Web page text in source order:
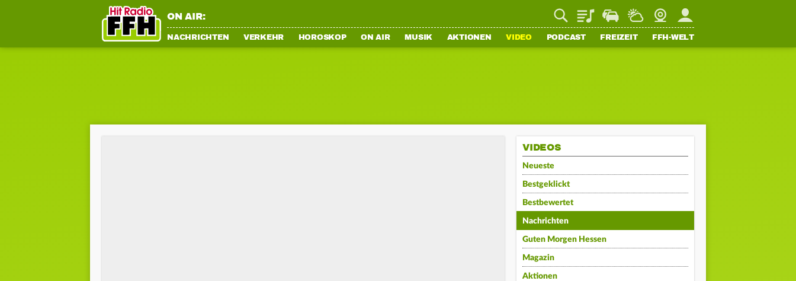
ON AIR: PlaylistStaupilotWetterWebcamMein FFH
NACHRICHTEN VERKEHR HOROSKOP ON AIR MUSIK AKTIONEN VIDEO PODCAST FREIZEIT FFH-WELT
VIDEOS
Neueste
Bestgeklickt
Bestbewertet
Nachrichten
Guten Morgen Hessen
Magazin
Aktionen